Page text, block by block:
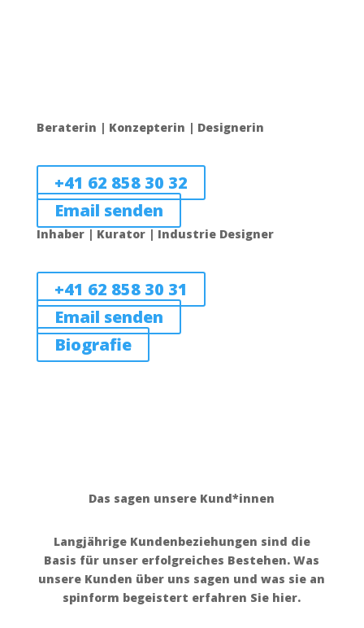
Beraterin | Konzepterin | Designerin
+41 62 858 30 32
Email senden
Inhaber | Kurator | Industrie Designer
+41 62 858 30 31
Email senden
Biografie
Das sagen unsere Kund*innen
Langjährige Kundenbeziehungen sind die
Basis für unser erfolgreiches Bestehen. Was
unsere Kunden über uns sagen und was sie an
spinform begeistert erfahren Sie hier.